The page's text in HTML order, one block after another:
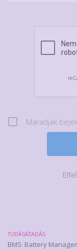
Maradjak
TUDÁSÁTADÁS
BMS: Battery